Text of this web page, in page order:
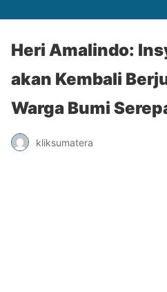
Heri Amalindo:
akan Kembali
Warga Bumi
kliksumatera